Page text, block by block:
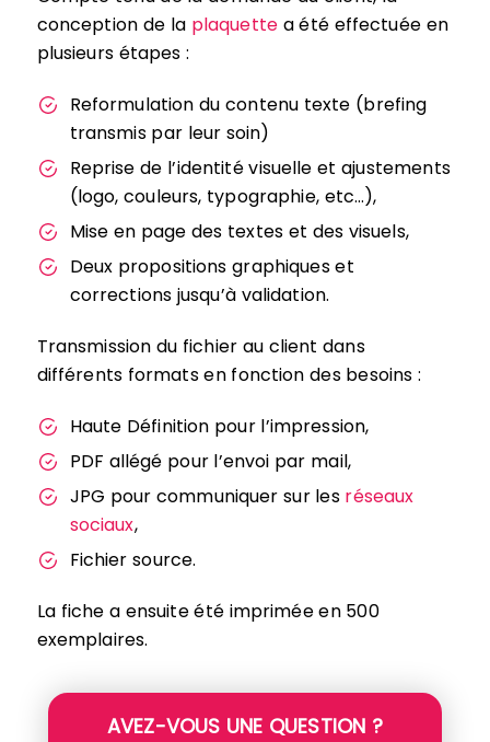
conception de la plaquette a été effectuée en
plusieurs étapes :
Reformulation du contenu texte (brefing
transmis par leur soin)
Reprise de l’identité visuelle et ajustements
(logo, couleurs, typographie, etc…),
Mise en page des textes et des visuels,
Deux propositions graphiques et
corrections jusqu’à validation.
Transmission du fichier au client dans
différents formats en fonction des besoins :
Haute Définition pour l’impression,
PDF allégé pour l’envoi par mail,
JPG pour communiquer sur les réseaux
sociaux,
Fichier source.
La fiche a ensuite été imprimée en 500
exemplaires.
AVEZ-VOUS UNE QUESTION ?